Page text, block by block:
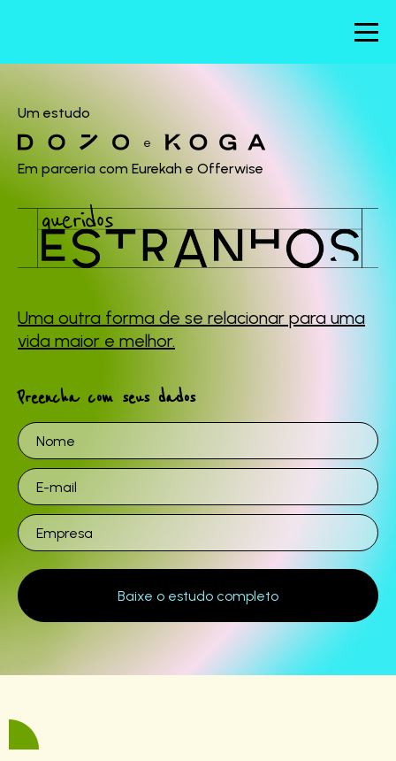
Um estudo
e
Em parceria com Eurekah e Offerwise
Uma outra forma de se relacionar para uma
vida maior e melhor.
Preencha com seus dados